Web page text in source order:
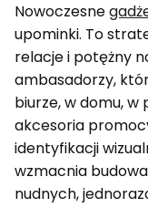
Nowoczesne
upominki. To
relacje i potężny
ambasadorzy,
biurze, w domu, w
akcesoria
identyfikacji
wzmacnia
nudnych,